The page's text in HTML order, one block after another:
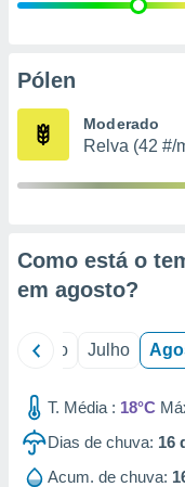
e
de
Pólen
Moderado
Relva (42 #/
Como está o
em agosto?
Junho Julho
T. Média : 18°C
Dias de chuva: 16
Acum. de chuva: